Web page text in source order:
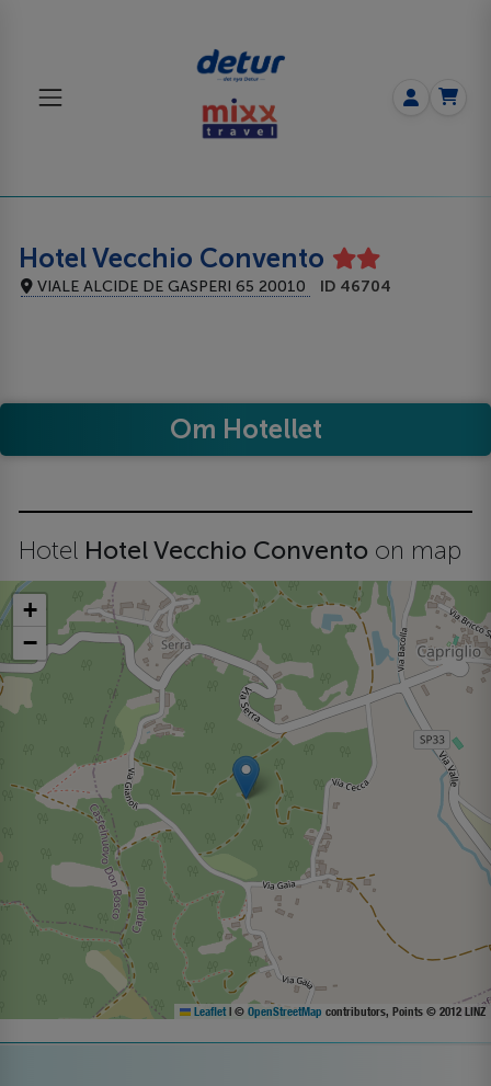
Hotel Vecchio Convento
VIALE ALCIDE DE GASPERI 65 20010 ID 46704
Om Hotellet
Hotel Hotel Vecchio Convento on map
+
−
Leaflet | © OpenStreetMap contributors, Points © 2012 LINZ